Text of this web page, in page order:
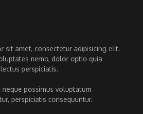
sit amet, consectetur adipisicing elit.
nemo, dolor optio quia
perspiciatis.
neque possimus voluptatum
perspiciatis consequuntur.